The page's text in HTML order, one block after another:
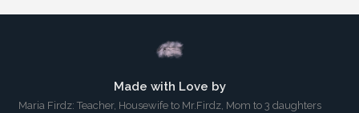
Made with Love by
Maria Firdz: Teacher, Housewife to Mr.Firdz, Mom to 3 daughters